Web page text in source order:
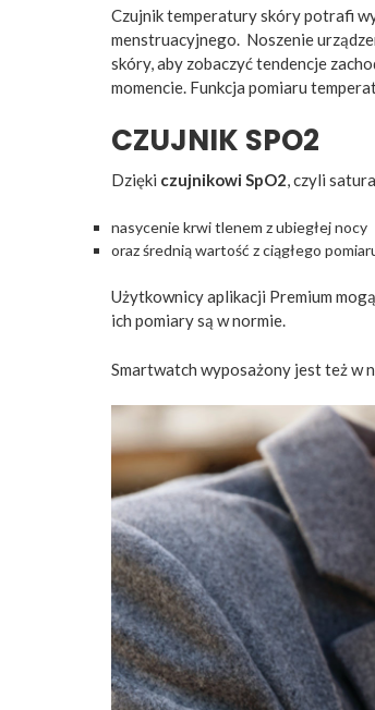
Czujnik temperatury skóry potrafi
menstruacyjnego. Noszenie
skóry, aby zobaczyć tendencje
momencie. Funkcja pomiaru
CZUJNIK SPO2
Dzięki czujnikowi SpO2 , czyli
nasycenie krwi tlenem z ubiegłej nocy
oraz średnią wartość z ciągłego
Użytkownicy aplikacji Premium
ich pomiary są w normie.
Smartwatch wyposażony jest też w